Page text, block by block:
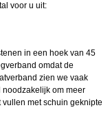
voor u uit:
in een hoek van 45
omdat de
zien we vaak
noodzakelijk om meer
met schuin geknipte